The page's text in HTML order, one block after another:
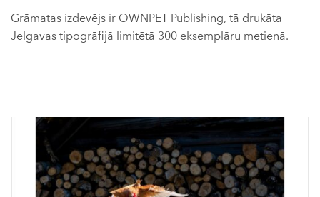
Grāmatas izdevējs ir OWNPET Publishing, tā drukāta
Jelgavas tipogrāfijā limitētā 300 eksemplāru metienā.